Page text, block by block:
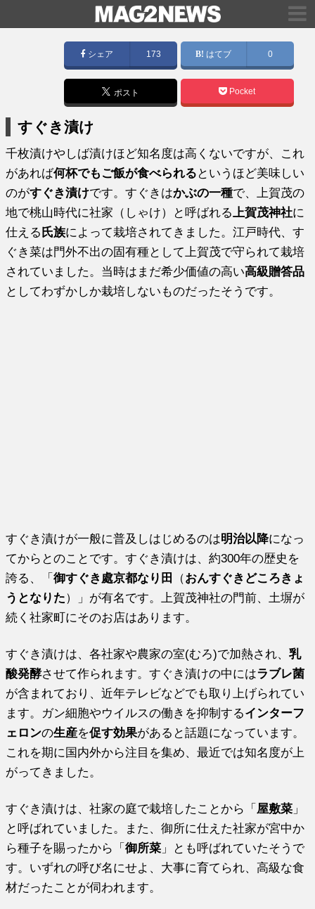
シェア 173 はてブ 0
ポスト Pocket
すぐき漬け
千枚漬けやしば漬けほど知名度は高くないですが、これ
があれば何杯でもご飯が食べられる というほど美味しい
のがすぐき漬けです。すぐきはかぶの一種で、上賀茂の
地で桃山時代に社家（しゃけ）と呼ばれる
上賀茂神社に
仕える 氏族によって栽培されてきました。江戸時代、す
ぐき菜は門外不出の固有種として上賀茂で守られて栽培
されていました。当時はまだ希少価値の高い高級贈答品
としてわずかしか栽培しないものだったそうです。
すぐき漬けが一般に普及しはじめるのは明治以降になっ
てからとのことです。すぐき漬けは、約300年の歴史を
誇る、「御すぐき處京都なり田 （おんすぐきどころきょ
うとなりた）」が有名です。上賀茂神社の門前、土塀が
続く社家町にそのお店はあります。
すぐき漬けは、各社家や農家の室(むろ)で加熱され、乳
酸発酵させて作られます。すぐき漬けの中にはラブレ菌
が含まれており、近年テレビなどでも取り上げられてい
ます。ガン細胞やウイルスの働きを抑制するインターフ
ェロンの生産を促す効果があると話題になっています。
これを期に国内外から注目を集め、最近では知名度が上
がってきました。
すぐき漬けは、社家の庭で栽培したことから「 屋敷菜 」
と呼ばれていました。また、御所に仕えた社家が宮中か
ら種子を賜ったから「御所菜 」とも呼ばれていたそうで
す。いずれの呼び名にせよ、大事に育てられ、高級な食
材だったことが伺われます。